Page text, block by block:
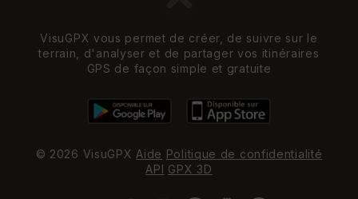
VisuGPX vous permet de créer, de suivre sur le
terrain, d'analyser et de partager vos itinéraires
GPS de façon simple et gratuite
© 2026 VisuGPX Aide Politique de confidentialité
API GPX 3D